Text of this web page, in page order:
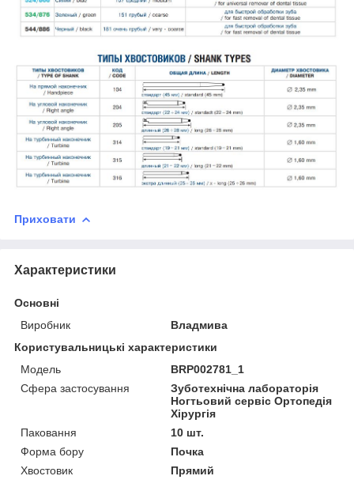
Приховати
Характеристики
Основні
Виробник
Владмива
Користувальницькі характеристики
Модель
BRP002781_1
Сфера застосування
Зуботехнічна лабораторія
Ногтьовий сервіс Ортопедія
Хірургія
Паковання
10 шт.
Форма бору
Почка
Хвостовик
Прямий